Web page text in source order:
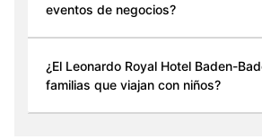
eventos de negocios?
¿El Leonardo Royal Hotel Baden-
familias que viajan con niños?